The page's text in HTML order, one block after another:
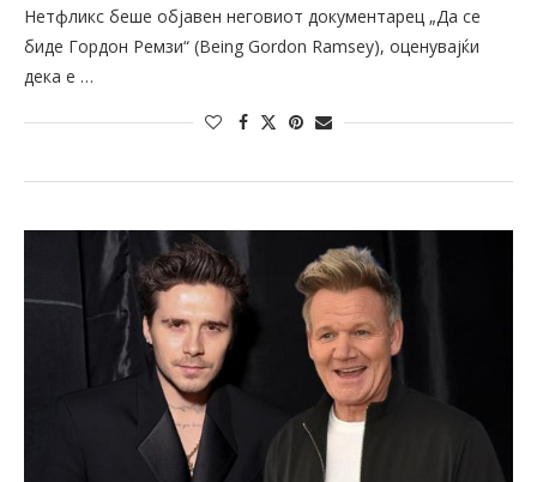
Нетфликс беше објавен неговиот документарец „Да се
биде Гордон Ремзи“ (Being Gordon Ramsey), оценувајќи
дека е …